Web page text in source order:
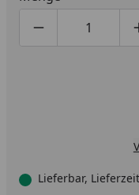
Produktmenge
Lieferbar,